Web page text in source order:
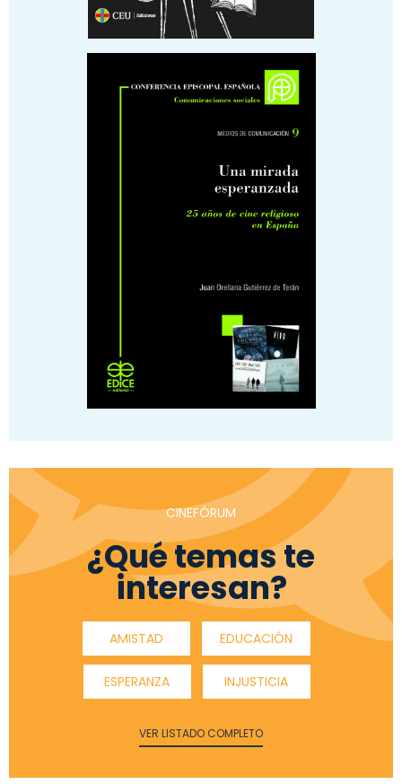
CINEFÓRUM
¿Qué temas te
interesan?
AMISTAD EDUCACIÓN
ESPERANZA INJUSTICIA
VER LISTADO COMPLETO